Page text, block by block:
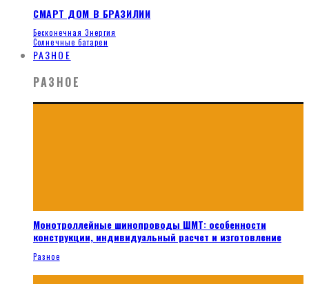
СМАРТ ДОМ В БРАЗИЛИИ
Бесконечная Энергия
Солнечные батареи
РАЗНОЕ
РАЗНОЕ
Монотроллейные шинопроводы ШМТ: особенности
конструкции, индивидуальный расчет и изготовление
Разное